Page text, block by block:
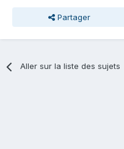
Partager
Aller sur la liste des sujets